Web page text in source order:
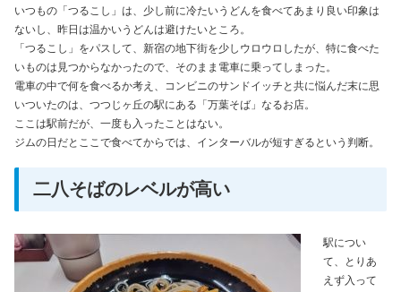
いつもの「つるこし」は、少し前に冷たいうどんを食べてあまり良い印象は
ないし、昨日は温かいうどんは避けたいところ。
「つるこし」をパスして、新宿の地下街を少しウロウロしたが、特に食べた
いものは見つからなかったので、そのまま電車に乗ってしまった。
電車の中で何を食べるか考え、コンビニのサンドイッチと共に悩んだ末に思
いついたのは、つつじヶ丘の駅にある「万葉そば」なるお店。
ここは駅前だが、一度も入ったことはない。
ジムの日だとここで食べてからでは、インターバルが短すぎるという判断。
二八そばのレベルが高い
駅につい
て、とりあ
えず入って